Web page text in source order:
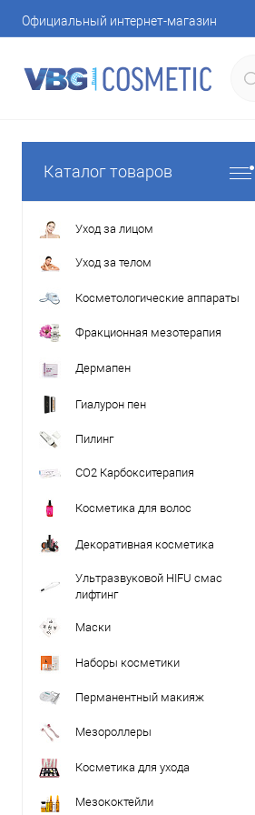
Официальный интернет-магазин
Каталог товаров
Уход за лицом
Уход за телом
Косметологические аппараты
Фракционная мезотерапия
Дермапен
Гиалурон пен
Пилинг
CO2 Карбокситерапия
Косметика для волос
Декоративная косметика
Ультразвуковой HIFU смас
лифтинг
Маски
Наборы косметики
Перманентный макияж
Мезороллеры
Косметика для ухода
Мезококтейли